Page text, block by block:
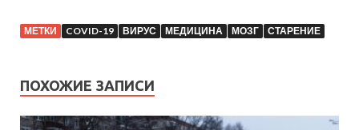
МЕТКИ COVID-19 ВИРУС МЕДИЦИНА МОЗГ СТАРЕНИЕ
ПОХОЖИЕ ЗАПИСИ